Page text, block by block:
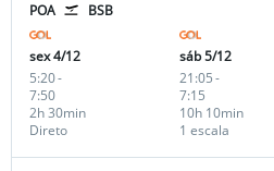
POA BSB
sex 4/12
5:20-
7:50
Direto
2h 30min
sáb 5/12
21:05-
7:15
1 escala
10h 10min